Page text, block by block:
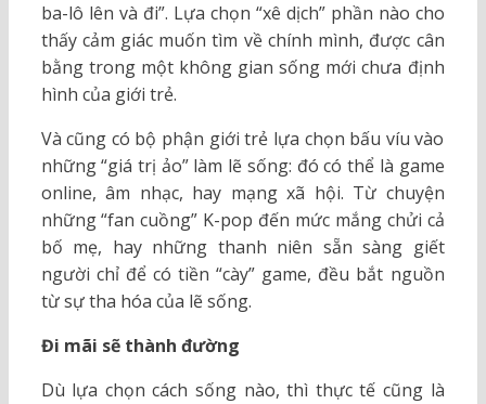
ba-lô lên và đi”. Lựa chọn “xê dịch” phần nào cho
thấy cảm giác muốn tìm về chính mình, được cân
bằng trong một không gian sống mới chưa định
hình của giới trẻ.
Và cũng có bộ phận giới trẻ lựa chọn bấu víu vào
những “giá trị ảo” làm lẽ sống: đó có thể là game
online, âm nhạc, hay mạng xã hội. Từ chuyện
những “fan cuồng” K-pop đến mức mắng chửi cả
bố mẹ, hay những thanh niên sẵn sàng giết
người chỉ để có tiền “cày” game, đều bắt nguồn
từ sự tha hóa của lẽ sống.
Đi mãi sẽ thành đường
Dù lựa chọn cách sống nào, thì thực tế cũng là